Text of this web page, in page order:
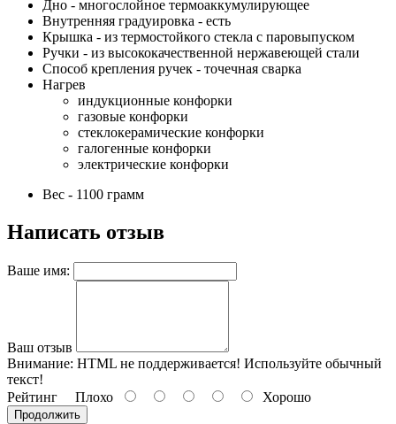
Дно - многослойное термоаккумулирующее
Внутренняя градуировка - есть
Крышка - из термостойкого стекла с паровыпуском
Ручки - из высококачественной нержавеющей стали
Способ крепления ручек - точечная сварка
Нагрев
индукционные конфорки
газовые конфорки
стеклокерамические конфорки
галогенные конфорки
электрические конфорки
Вес - 1100 грамм
Написать отзыв
Ваше имя:
Ваш отзыв
Внимание: HTML не поддерживается! Используйте обычный
текст!
Рейтинг Плохо Хорошо
Продолжить